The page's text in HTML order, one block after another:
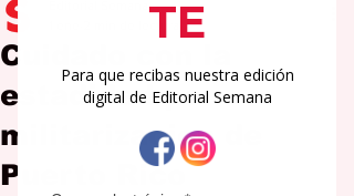
Cuidado con la
estadidad por
militarizacion de
Puerto Rico